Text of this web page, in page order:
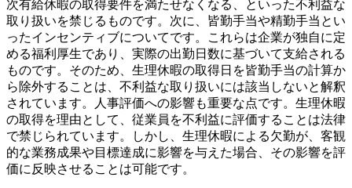
次有給休暇の取得要件を満たせなくなる、といった不利益な
取り扱いを禁じるものです。次に、皆勤手当や精勤手当とい
ったインセンティブについてです。これらは企業が独自に定
める福利厚生であり、実際の出勤日数に基づいて支給される
ものです。そのため、生理休暇の取得日を皆勤手当の計算か
ら除外することは、不利益な取り扱いには該当しないと解釈
されています。人事評価への影響も重要な点です。生理休暇
の取得を理由として、従業員を不利益に評価することは法律
で禁じられています。しかし、生理休暇による欠勤が、客観
的な業務成果や目標達成に影響を与えた場合、その影響を評
価に反映させることは可能です。